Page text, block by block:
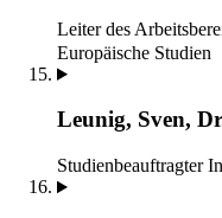
Leiter des
Europäische Studien
Leunig, Sven,
Studienbeauftragter